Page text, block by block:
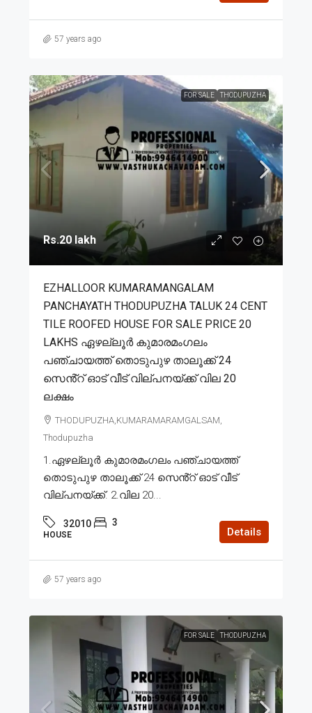
57 years ago
FOR SALE THODUPUZHA
Rs.20 lakh
EZHALLOOR KUMARAMANGALAM
PANCHAYATH THODUPUZHA TALUK 24 CENT
TILE ROOFED HOUSE FOR SALE PRICE 20
LAKHS ഏഴല്ലൂർ കുമാരമംഗലം
പഞ്ചായത്ത് തൊടുപുഴ താലൂക്ക് 24
സെൻ്റ് ഓട് വീട് വില്പനയ്ക്ക് വില 20
ലക്ഷം
THODUPUZHA,KUMARAMARAMGALSAM,
Thodupuzha
1.ഏഴല്ലൂർ കുമാരമംഗലം പഞ്ചായത്ത്
തൊടുപുഴ താലൂക്ക് 24 സെൻ്റ് ഓട് വീട്
വില്പനയ്ക്ക്. 2.വില 20...
32010 3
HOUSE Details
57 years ago
FOR SALE THODUPUZHA